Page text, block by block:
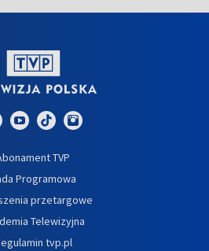
TVP
Programowa
przetargowe
Telewizyjna
tvp.pl